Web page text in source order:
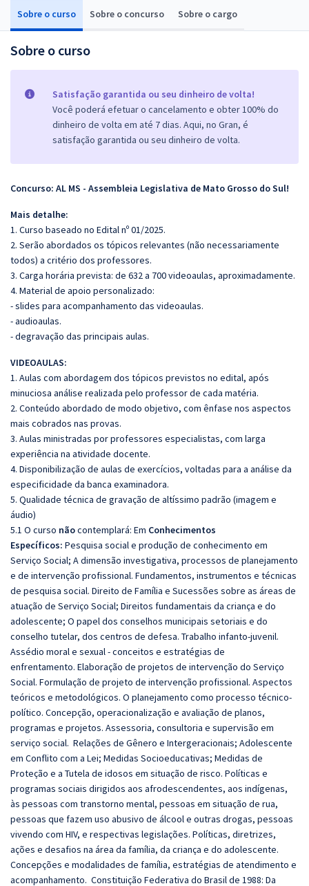
Sobre o curso Sobre o concurso Sobre o cargo
Sobre o curso
Satisfação garantida ou seu dinheiro de volta!
Você poderá efetuar o cancelamento e obter 100% do
dinheiro de volta em até 7 dias. Aqui, no Gran, é
satisfação garantida ou seu dinheiro de volta.
Concurso: AL MS - Assembleia Legislativa de Mato Grosso do Sul!
Mais detalhe:
1. Curso baseado no Edital nº 01/2025.
2. Serão abordados os tópicos relevantes (não necessariamente
todos) a critério dos professores.
3. Carga horária prevista: de 632 a 700 videoaulas, aproximadamente.
4. Material de apoio personalizado:
- slides para acompanhamento das videoaulas.
- audioaulas.
- degravação das principais aulas.
VIDEOAULAS:
1. Aulas com abordagem dos tópicos previstos no edital, após
minuciosa análise realizada pelo professor de cada matéria.
2. Conteúdo abordado de modo objetivo, com ênfase nos aspectos
mais cobrados nas provas.
3. Aulas ministradas por professores especialistas, com larga
experiência na atividade docente.
4. Disponibilização de aulas de exercícios, voltadas para a análise da
especificidade da banca examinadora.
5. Qualidade técnica de gravação de altíssimo padrão (imagem e
áudio)
5.1 O curso nãocontemplará: Em Conhecimentos
Específicos: Pesquisa social e produção de conhecimento em
Serviço Social; A dimensão investigativa, processos de planejamento
e de intervenção profissional. Fundamentos, instrumentos e técnicas
de pesquisa social. Direito de Família e Sucessões sobre as áreas de
atuação de Serviço Social; Direitos fundamentais da criança e do
adolescente; O papel dos conselhos municipais setoriais e do
conselho tutelar, dos centros de defesa. Trabalho infanto-juvenil.
Assédio moral e sexual - conceitos e estratégias de
enfrentamento. Elaboração de projetos de intervenção do Serviço
Social. Formulação de projeto de intervenção profissional. Aspectos
teóricos e metodológicos. O planejamento como processo técnico-
político. Concepção, operacionalização e avaliação de planos,
programas e projetos. Assessoria, consultoria e supervisão em
serviço social. Relações de Gênero e Intergeracionais; Adolescente
em Conflito com a Lei; Medidas Socioeducativas; Medidas de
Proteção e a Tutela de idosos em situação de risco. Políticas e
programas sociais dirigidos aos afrodescendentes, aos indígenas,
às pessoas com transtorno mental, pessoas em situação de rua,
pessoas que fazem uso abusivo de álcool e outras drogas, pessoas
vivendo com HIV, e respectivas legislações. Políticas, diretrizes,
ações e desafios na área da família, da criança e do adolescente.
Concepções e modalidades de família, estratégias de atendimento e
acompanhamento. Constituição Federativa do Brasil de 1988: Da